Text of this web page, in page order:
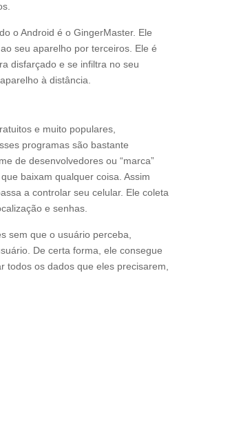
o Android é o GingerMaster. Ele
seu aparelho por terceiros. Ele é
disfarçado e se infiltra no seu
à distância.
e muito populares,
programas são bastante
de desenvolvedores ou “marca”
baixam qualquer coisa. Assim
a controlar seu celular. Ele coleta
e senhas.
sem que o usuário perceba,
De certa forma, ele consegue
os dados que eles precisarem,